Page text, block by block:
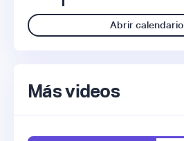
Abrir calendario
Más videos